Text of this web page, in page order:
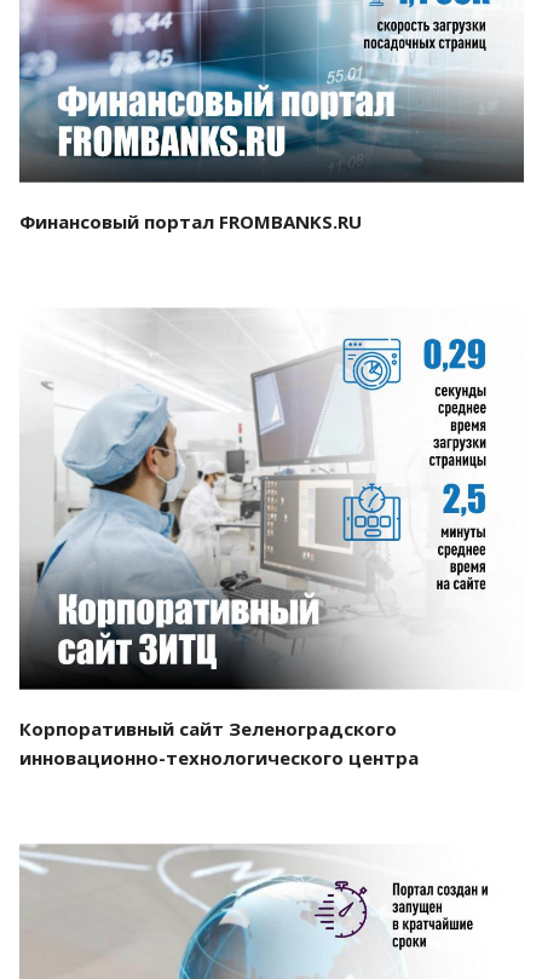
Смотреть проект
Финансовый портал FROMBANKS.RU
Смотреть проект
Корпоративный сайт Зеленоградского
инновационно-технологического центра